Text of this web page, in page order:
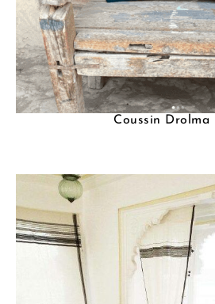
Coussin Drolma